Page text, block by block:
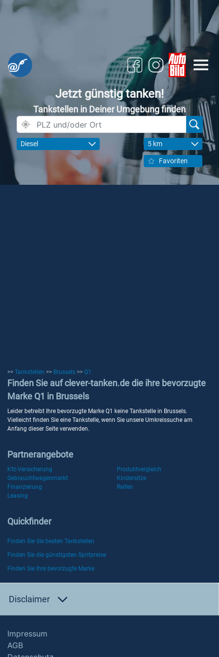
Jetzt günstig tanken!
Tankstellen in Deiner Umgebung finden
Diesel 5 km
Favoriten
>> Tankstellen >> Brussels >> Q1
Finden Sie auf clever-tanken.de die ihre bevorzugte
Marke Q1 in Brussels
Leider betreibt Ihre bevorzugte Marke Q1 keine Tankstelle in Brussels.
Vielleicht finden Sie eine Tankstelle, wenn Sie unsere Umkreissuche am
Anfang dieser Seite verwenden.
Partnerangebote
Kfz-Versicherung
Produktvergleich
Gebrauchtwagenmarkt
Kindersitze
Finanzierung
Reifen
Leasing
Quickfinder
Finden Sie die besten Tankstellen
Finden Sie die günstigsten Spritpreise
Finden Sie Ihre bevorzugte Marke
Disclaimer
Impressum
AGB